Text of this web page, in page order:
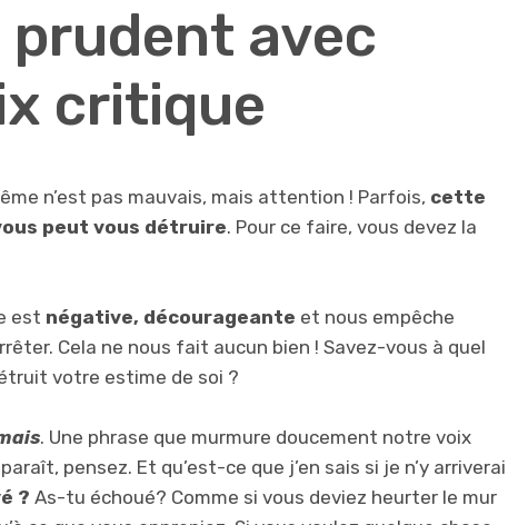
prudent avec
critique
n’est pas mauvais, mais attention ! Parfois, cette
peut vous détruire. Pour ce faire, vous devez la
est négative, décourageante et nous empêche
Cela ne nous fait aucun bien ! Savez-vous à quel
votre estime de soi ?
. Une phrase que murmure doucement notre voix
pensez. Et qu’est-ce que j’en sais si je n’y arriverai
? As-tu échoué? Comme si vous deviez heurter le mur